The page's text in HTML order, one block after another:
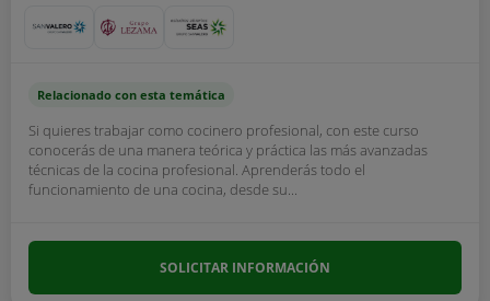
Relacionado con esta temática
Si quieres trabajar como cocinero profesional, con este curso
conocerás de una manera teórica y práctica las más avanzadas
técnicas de la cocina profesional. Aprenderás todo el
funcionamiento de una cocina, desde su...
SOLICITAR INFORMACIÓN